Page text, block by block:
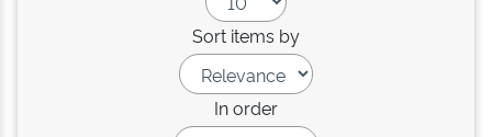
Sort items by
In order